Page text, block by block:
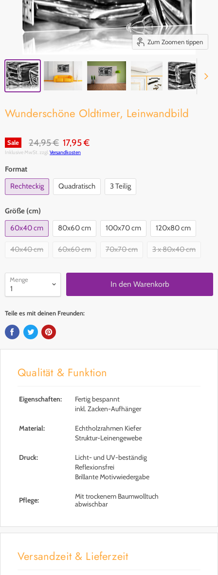
Zum Zoomen tippen
Wunderschöne Oldtimer, Leinwandbild
Sale Original Preis
24,95 € Aktueller Preis
17,95 €
Inklusive MwSt. zzgl.Versandkosten
Format
Rechteckig
Quadratisch 3 Teilig
Größe (cm)
60x40 cm
80x60 cm 100x70 cm 120x80 cm
40x40 cm 60x60 cm 70x70 cm 3 x 80x40 cm
Menge
In den Warenkorb
Teile es mit deinen Freunden:
Qualität & Funktion
Eigenschaften:
Fertig bespannt
inkl. Zacken-Aufhänger
Material:
Echtholzrahmen Kiefer
Struktur-Leinengewebe
Druck:
Licht- und UV-beständig
Reflexionsfrei
Brillante Motivwiedergabe
Pflege:
Mit trockenem Baumwolltuch
abwischbar
Versandzeit & Lieferzeit